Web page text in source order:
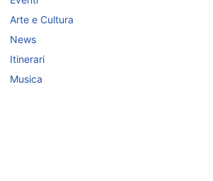
Arte e Cultura
News
Itinerari
Musica